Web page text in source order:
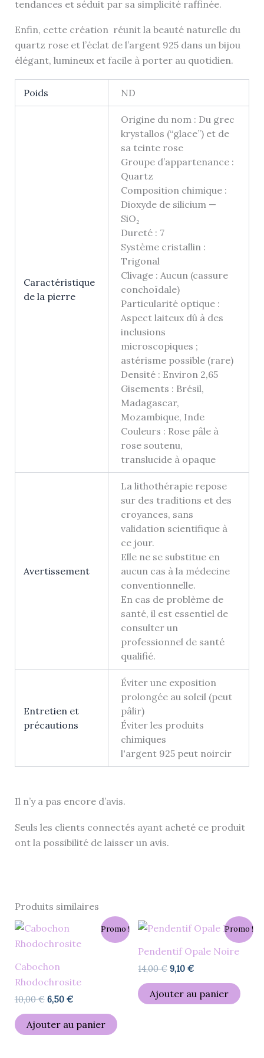
tendances et séduit par sa simplicité raffinée.
Enfin, cette création réunit la beauté naturelle du
quartz rose et l’éclat de l’argent 925 dans un bijou
élégant, lumineux et facile à porter au quotidien.
Poids ND
Caractéristique
de la pierre
Origine du nom : Du grec
krystallos (“glace”) et de
sa teinte rose
Groupe d’appartenance :
Quartz
Composition chimique :
Dioxyde de silicium —
SiO₂
Dureté : 7
Système cristallin :
Trigonal
Clivage : Aucun (cassure
conchoïdale)
Particularité optique :
Aspect laiteux dû à des
inclusions
microscopiques ;
astérisme possible (rare)
Densité : Environ 2,65
Gisements : Brésil,
Madagascar,
Mozambique, Inde
Couleurs : Rose pâle à
rose soutenu,
translucide à opaque
Avertissement
La lithothérapie repose
sur des traditions et des
croyances, sans
validation scientifique à
ce jour.
Elle ne se substitue en
aucun cas à la médecine
conventionnelle.
En cas de problème de
santé, il est essentiel de
consulter un
professionnel de santé
qualifié.
Entretien et
précautions
Éviter une exposition
prolongée au soleil (peut
pâlir)
Éviter les produits
chimiques
l'argent 925 peut noircir
Il n’y a pas encore d’avis.
Seuls les clients connectés ayant acheté ce produit
ont la possibilité de laisser un avis.
Produits similaires
Promo !
Cabochon
Rhodochrosite
10,00€
Le
initial
10,00 €.
6,50 €
actuel
Ajouter au panier
Promo !
Pendentif Opale Noire
14,00€
Le
initial
était :
14,00 €.
9,10 €
Le
prix
actuel
est :
9,10 €.
Ajouter au panier